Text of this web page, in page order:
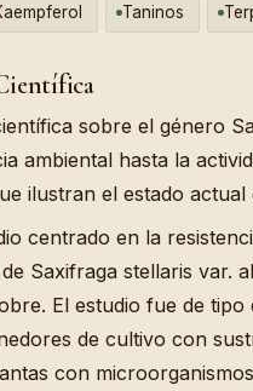
Taninos
sobre el género
ambiental hasta la
ilustran el estado actual
centrado en la
Saxifraga stellaris var.
El estudio fue de
de cultivo con
con